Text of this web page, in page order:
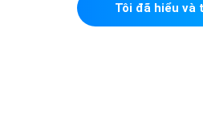
Tôi đã hiểu và